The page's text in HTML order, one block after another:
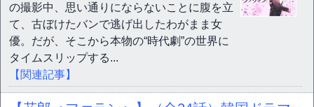
の撮影中、思い通りにならないことに腹を立
て、古ぼけたバンで逃げ出したわがまま女
優。だが、そこから本物の“時代劇”の世界に
タイムスリップする...
【関連記事】